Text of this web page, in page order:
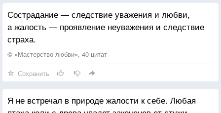
Сострадание — следствие уважения и любви,
а жалость — проявление неуважения и следствие
страха.
© «Мастерство любви», 40 цитат
Сохранить
Я не встречал в природе жалости к себе. Любая